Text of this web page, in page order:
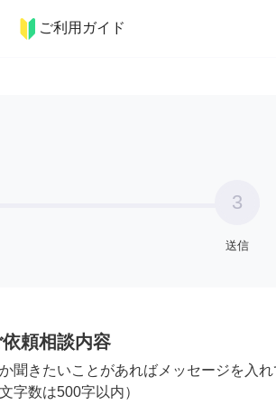
ご利用ガイド
ペット 料理
3
送信
依頼相談内容
聞きたいことがあればメッセージを入
文字数は500字以内）